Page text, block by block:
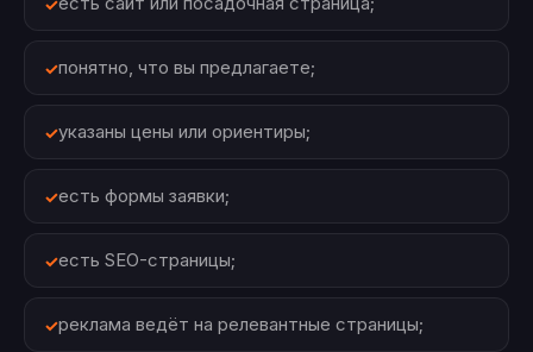
понятно, что вы предлагаете;
указаны цены или ориентиры;
есть формы заявки;
есть SEO-страницы;
реклама ведёт на релевантные страницы;